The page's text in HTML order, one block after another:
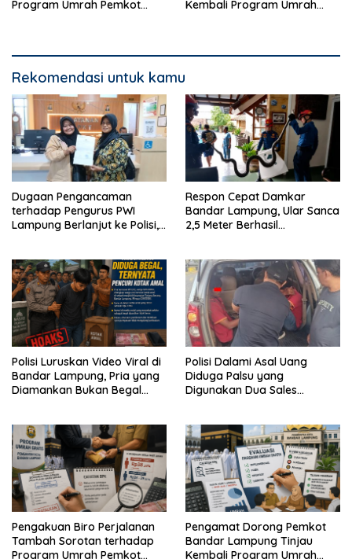
Program Umrah Pemkot
Kembali Program Umrah
Rekomendasi untuk kamu
Dugaan Pengancaman
terhadap Pengurus PWI
Lampung Berlanjut ke Polisi,
Respon Cepat Damkar
Bandar Lampung, Ular Sanca
2,5 Meter Berhasil
Polisi Luruskan Video Viral di
Bandar Lampung, Pria yang
Diamankan Bukan Begal
Polisi Dalami Asal Uang
Diduga Palsu yang
Digunakan Dua Sales
Pengakuan Biro Perjalanan
Tambah Sorotan terhadap
Program Umrah Pemkot
Pengamat Dorong Pemkot
Bandar Lampung Tinjau
Kembali Program Umrah